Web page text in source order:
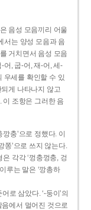
음성 모음끼리 어울
서는 양성 모음과 음
거치면서 음성 모음
-어, 굽-어, 재-어, 세-
우세를 확인할 수 있
게 나타나지 않고
이 조항은 그러한 음
충’으로 정했다. 이
쫑’으로 쓰지 않는다.
각각 ‘껑충껑충, 겅
루는 말은 ‘깡총하
로 삼았다. ‘-둥이’의
음에서 멀어진 것으로